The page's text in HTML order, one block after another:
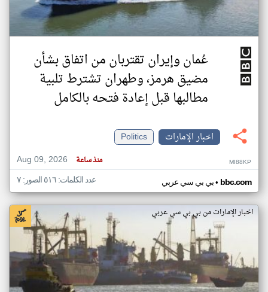
عُمان وإيران تقتربان من اتفاق بشأن
مضيق هرمز، وطهران تشترط تلبية
مطالبها قبل إعادة فتحه بالكامل
اخبار الإمارات
Politics
Aug 09, 2026
منذ ساعة MI88KP
بي بي سي عربي• bbc.com عدد الكلمات: ٥١٦ الصور: ٧
اخبار الإمارات من بي بي سي عربي